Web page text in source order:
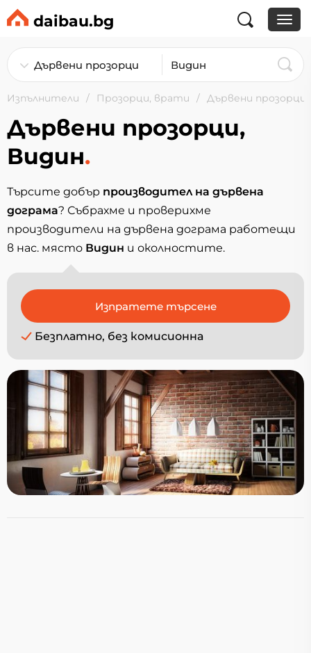
daibau.bg
Изпълнители Прозорци, врати Дървени прозорци
Дървени прозорци,
Видин.
Търсите добър производител на дървена
дограма? Събрахме и проверихме
производители на дървена дограма работещи
в нас. място Видин и околностите.
Безплатно, без комисионна